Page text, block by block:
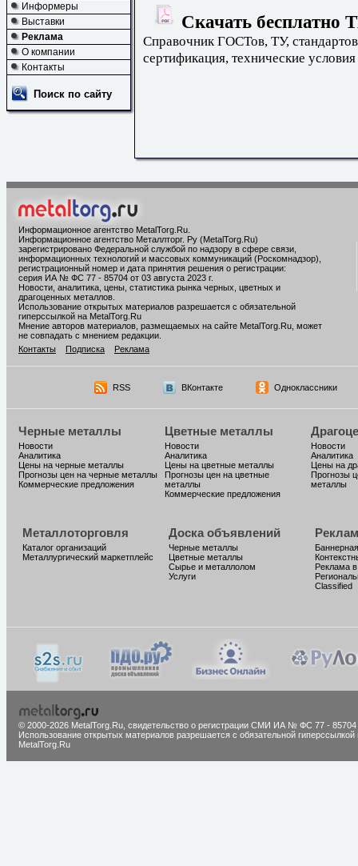
Информеры
Выставки
Реклама
О компании
Контакты
Поиск по сайту
Скачать бесплатно
Справочник ГОСТов, ТУ,
сертификация, технические условия
Информационное агентство MetalTorg.Ru
Информационное агентство Металлторг. Ру (MetalTorg.Ru)
зарегистрировано Федеральной службой по надзору в сфере связи,
информационных технологий и массовых коммуникаций (Роскомнадзор),
регистрационный номер и дата принятия решения о регистрации:
серия ИА № ФС 77 - 85704 от 03 августа 2023 г.
Новости, аналитика, цены, статистика рынка черных, цветных и
драгоценных металлов.
Использование открытых материалов разрешается с обязательной
гиперссылкой на MetalTorg.Ru
Мнение авторов материалов, размещаемых на сайте MetalTorg.Ru, может
не совпадать с мнением редакции.
Контакты
Подписка Реклама
RSS ВКонтакте Одноклассники
Черные металлы
Новости
Аналитика
Цены на черные металлы
Прогнозы цен на черные металлы
Коммерческие предложения
Цветные металлы
Новости
Аналитика
Цены на цветные металлы
Прогнозы цен на цветные
металлы
Коммерческие предложения
Новости
Аналитика
Цены на
Прогнозы
металлы
Металлоторговля
Каталог организаций
Металлургический маркетплейс
Доска объявлений
Черные металлы
Цветные металлы
Сырье и металлолом
Услуги
Реклама
Classified
© 2000-2026 MetalTorg.Ru, cвидетельство о регистрации СМИ ИА № ФС 77 - 85704
Использование открытых материалов разрешается с обязательной гиперссылкой
MetalTorg.Ru